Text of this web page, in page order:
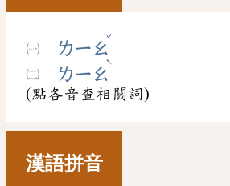
ㄌㄧㄠ
ˇ
ㄌㄧㄠ
ˋ
(點各音查相關詞)
漢語拼音